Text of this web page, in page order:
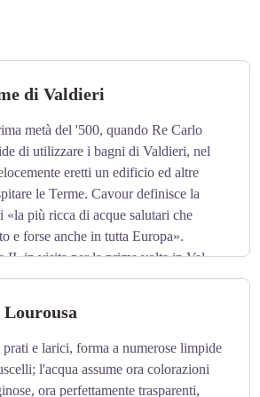
di Valdieri
metà del '500, quando Re Carlo
di utilizzare i bagni di Valdieri, nel
eretti un edificio ed altre
le Terme. Cavour definisce la
«la più ricca di acque salutari che
e forse anche in tutta Europa».
II, in visita per la prima volta in Val
terme ed il 10 luglio 1857 per suo
e larici, forma a numerose limpide
l'acqua assume ora colorazioni
ora perfettamente trasparenti,